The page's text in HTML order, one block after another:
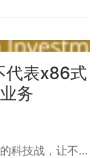
代表x86式
务
科技战，让不…